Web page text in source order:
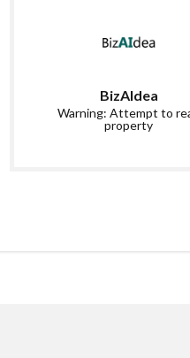
BizAIdea
Warning: Attempt to
property